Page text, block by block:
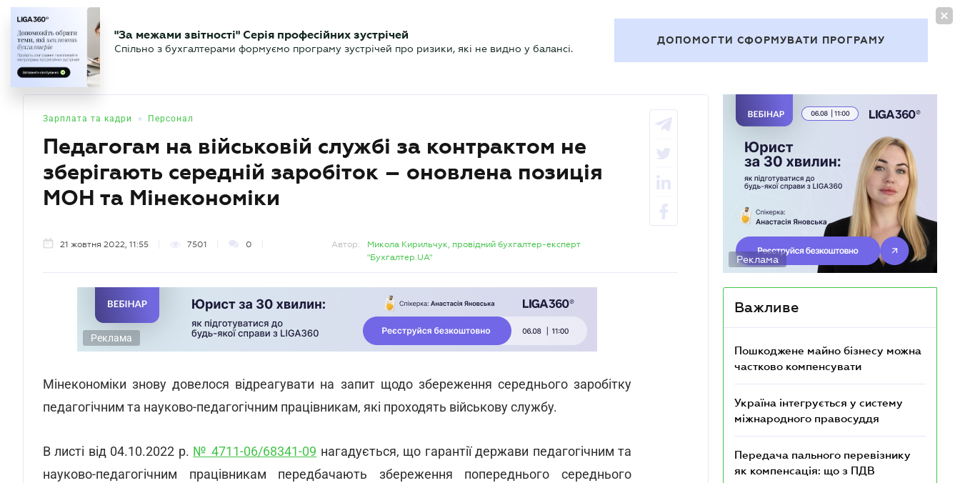
БУХГАЛТЕР Новини Аналітика Календар Актуально
"За межами звітності" Серія професійних зустрічей
Спільно з бухгалтерами формуємо програму зустрічей про ризики, які не видно у балансі.
ДОПОМОГТИ СФОРМУВАТИ ПРОГРАМУ
Зарплата та кадри • Персонал
Педагогам на військовій службі за контрактом не
зберігають середній заробіток – оновлена позиція
МОН та Мінекономіки
21 жовтня 2022, 11:55 7501 0 Автор:
Микола Кирильчук, провідний бухгалтер-експерт
"Бухгалтер.UA"
Реклама
Мінекономіки знову довелося відреагувати на запит щодо збереження середнього заробітку
педагогічним та науково-педагогічним працівникам, які проходять військову службу.
В листі від 04.10.2022 р. № 4711-06/68341-09 нагадується, що гарантії держави педагогічним та
науково-педагогічним працівникам передбачають збереження попереднього середнього
Реклама
Важливе
Пошкоджене майно бізнесу можна
частково компенсувати
Україна інтегрується у систему
міжнародного правосуддя
Передача пального перевізнику
як компенсація: що з ПДВ